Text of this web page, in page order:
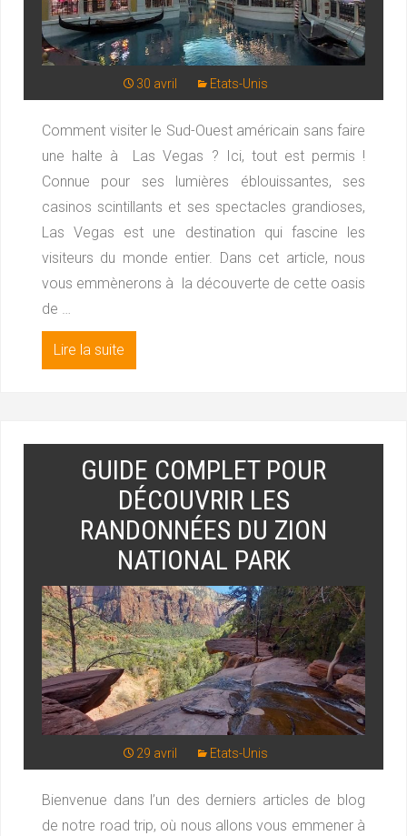
30 avril Etats-Unis
Comment visiter le Sud-Ouest américain sans faire
une halte à Las Vegas ? Ici, tout est permis !
Connue pour ses lumières éblouissantes, ses
casinos scintillants et ses spectacles grandioses,
Las Vegas est une destination qui fascine les
visiteurs du monde entier. Dans cet article, nous
vous emmènerons à la découverte de cette oasis
de …
Lire la suite
GUIDE COMPLET POUR
DÉCOUVRIR LES
RANDONNÉES DU ZION
NATIONAL PARK
29 avril Etats-Unis
Bienvenue dans l’un des derniers articles de blog
de notre road trip, où nous allons vous emmener à